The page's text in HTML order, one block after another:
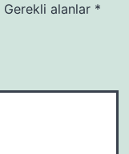
Gerekli alanlar *